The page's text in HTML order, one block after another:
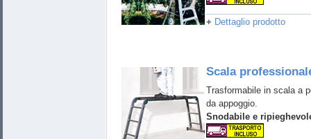
+ Dettaglio prodotto
Scala
Trasformabile in scala a
da appoggio.
Snodabile e